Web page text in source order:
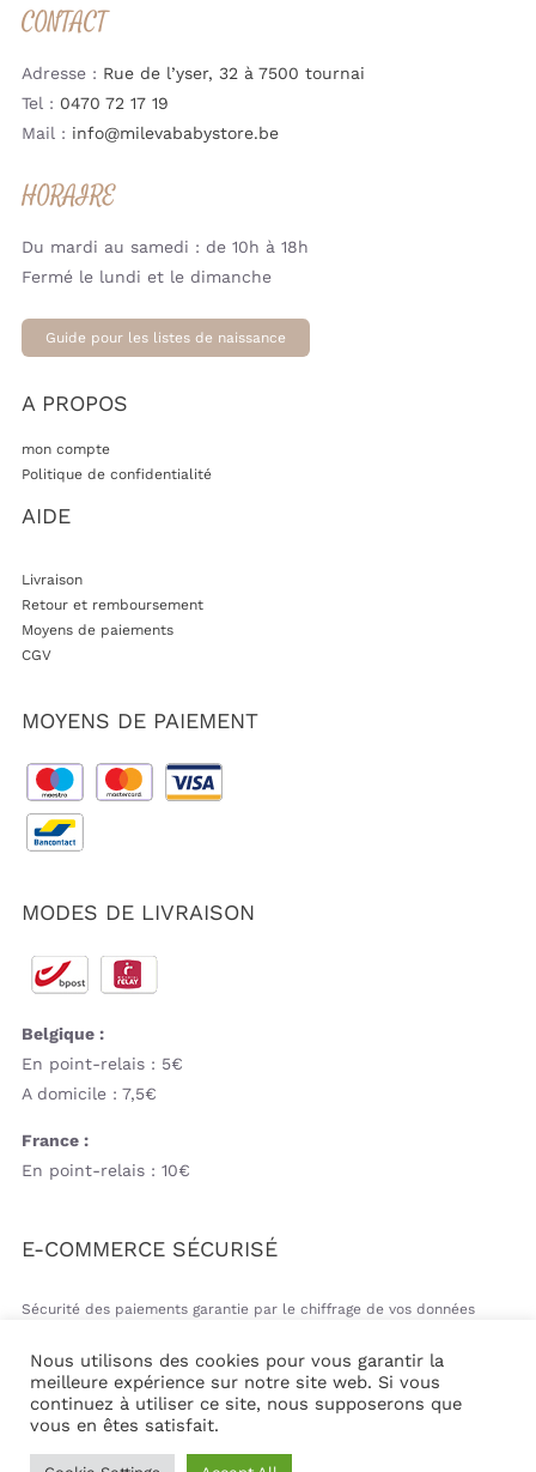
CONTACT
Adresse : Rue de l’yser, 32 à 7500 tournai
Tel : 0470 72 17 19
Mail : info@milevababystore.be
HORAIRE
Du mardi au samedi : de 10h à 18h
Fermé le lundi et le dimanche
Guide pour les listes de naissance
A PROPOS
mon compte
Politique de confidentialité
AIDE
Livraison
Retour et remboursement
Moyens de paiements
CGV
MOYENS DE PAIEMENT
MODES DE LIVRAISON
Belgique :
En point-relais : 5€
A domicile : 7,5€
France :
En point-relais : 10€
E-COMMERCE SÉCURISÉ
Sécurité des paiements garantie par le chiffrage de vos données
© Copyright 2026 | Mil&va Babystore All Rights Reserved
Nous utilisons des cookies pour vous garantir la
meilleure expérience sur notre site web. Si vous
continuez à utiliser ce site, nous supposerons que
vous en êtes satisfait.